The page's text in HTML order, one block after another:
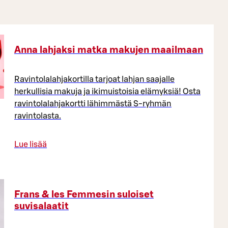
Anna lahjaksi matka makujen maailmaan
Ravintolalahjakortilla tarjoat lahjan saajalle
herkullisia makuja ja ikimuistoisia elämyksiä! Osta
ravintolalahjakortti lähimmästä S-ryhmän
ravintolasta.
Lue lisää
Frans & les Femmesin suloiset
suvisalaatit